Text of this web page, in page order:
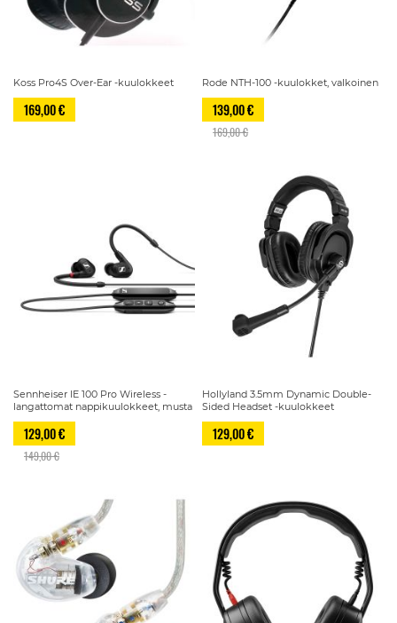
Koss Pro4S Over-Ear -kuulokkeet
169,00 €
Rode NTH-100 -kuulokket, valkoinen
139,00 €
169,00 €
Sennheiser IE 100 Pro Wireless -
langattomat nappikuulokkeet, musta
129,00 €
149,00 €
Hollyland 3.5mm Dynamic Double-
Sided Headset -kuulokkeet
129,00 €